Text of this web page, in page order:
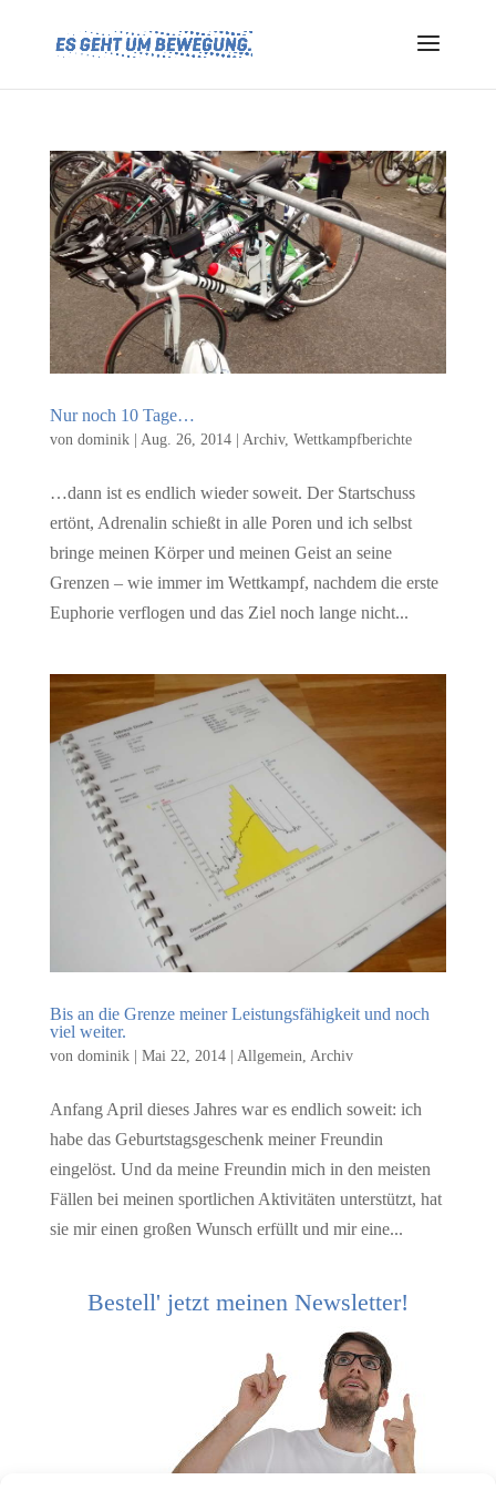
Nur noch 10 Tage…
von dominik| Aug. 26, 2014| Archiv, Wettkampfberichte
…dann ist es endlich wieder soweit. Der Startschuss
ertönt, Adrenalin schießt in alle Poren und ich selbst
bringe meinen Körper und meinen Geist an seine
Grenzen – wie immer im Wettkampf, nachdem die erste
Euphorie verflogen und das Ziel noch lange nicht...
Bis an die Grenze meiner Leistungsfähigkeit und noch
viel weiter.
von dominik| Mai 22, 2014| Allgemein Archiv
Anfang April dieses Jahres war es endlich soweit: ich
habe das Geburtstagsgeschenk meiner Freundin
eingelöst. Und da meine Freundin mich in den meisten
Fällen bei meinen sportlichen Aktivitäten unterstützt, hat
sie mir einen großen Wunsch erfüllt und mir eine...
Bestell' jetzt meinen Newsletter!